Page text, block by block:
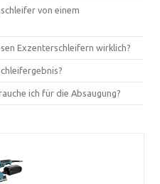
von einem
Exzenterschleifern wirklich?
ich für die Absaugung?